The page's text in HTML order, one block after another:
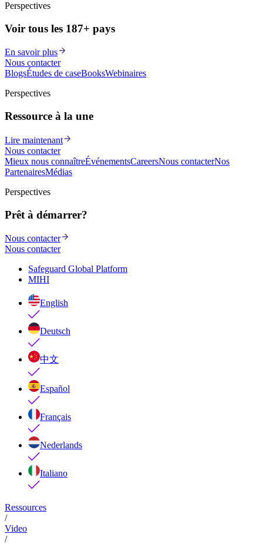
Perspectives
Voir tous les 187+ pays
En savoir plus
Nous contacter
BlogsÉtudes de caseBooksWebinaires
Perspectives
Ressource à la une
Lire maintenant
Nous contacter
Mieux nous connaîtreÉvénementsCareersNous contacterNos
PartenairesMédias
Perspectives
Prêt à démarrer?
Nous contacter
Nous contacter
Safeguard Global Platform
MIHI
English
Deutsch
中文
Español
Français
Nederlands
Italiano
Ressources
/
Video
/